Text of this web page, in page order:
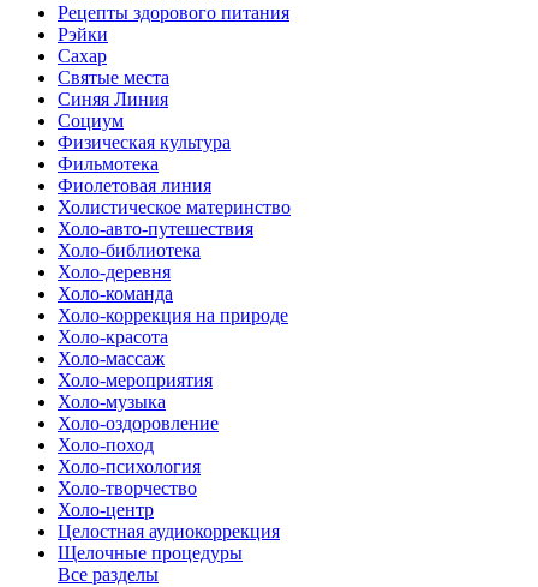
Рецепты здорового питания
Рэйки
Сахар
Святые места
Синяя Линия
Социум
Физическая культура
Фильмотека
Фиолетовая линия
Холистическое материнство
Холо-авто-путешествия
Холо-библиотека
Холо-деревня
Холо-команда
Холо-коррекция на природе
Холо-красота
Холо-массаж
Холо-мероприятия
Холо-музыка
Холо-оздоровление
Холо-поход
Холо-психология
Холо-творчество
Холо-центр
Целостная аудиокоррекция
Щелочные процедуры
Все разделы